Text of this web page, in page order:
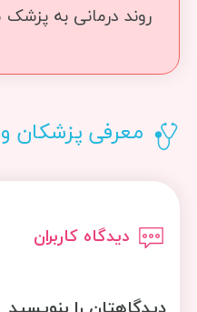
روند درمانی به پزشک
معرفی پزشکان
دیدگاه کاربران